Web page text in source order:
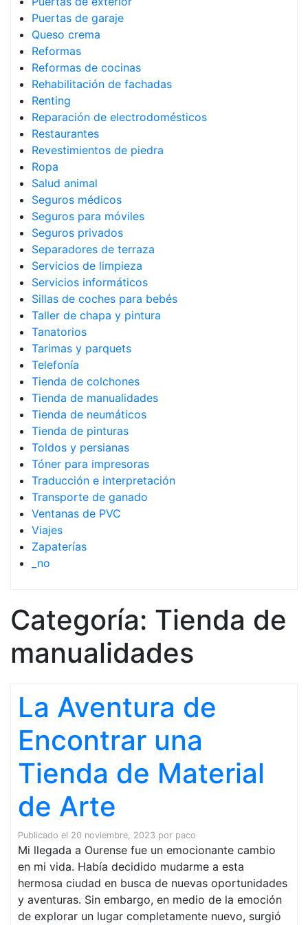
Puertas de garaje
Queso crema
Reformas
Reformas de cocinas
Rehabilitación de fachadas
Renting
Reparación de electrodomésticos
Restaurantes
Revestimientos de piedra
Ropa
Salud animal
Seguros médicos
Seguros para móviles
Seguros privados
Separadores de terraza
Servicios de limpieza
Servicios informáticos
Sillas de coches para bebés
Taller de chapa y pintura
Tanatorios
Tarimas y parquets
Telefonía
Tienda de colchones
Tienda de manualidades
Tienda de neumáticos
Tienda de pinturas
Toldos y persianas
Tóner para impresoras
Traducción e interpretación
Transporte de ganado
Ventanas de PVC
Viajes
Zapaterías
_no
Categoría: Tienda de
manualidades
La Aventura de
Encontrar una
Tienda de Material
de Arte
Publicado el 20 noviembre, 2023 por paco
Mi llegada a Ourense fue un emocionante cambio
en mi vida. Había decidido mudarme a esta
hermosa ciudad en busca de nuevas oportunidades
y aventuras. Sin embargo, en medio de la emoción
de explorar un lugar completamente nuevo, surgió